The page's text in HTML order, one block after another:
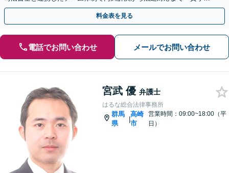
ート。電話・WEB面談可【初回60分相談無料】
料金表を見る
電話でお問い合わせ メールでお問い合わせ
宮武 優 弁護士
はるな総合法律事務所
群馬
県
|
高崎
市
営業時間：09:00~18:00（平
日）